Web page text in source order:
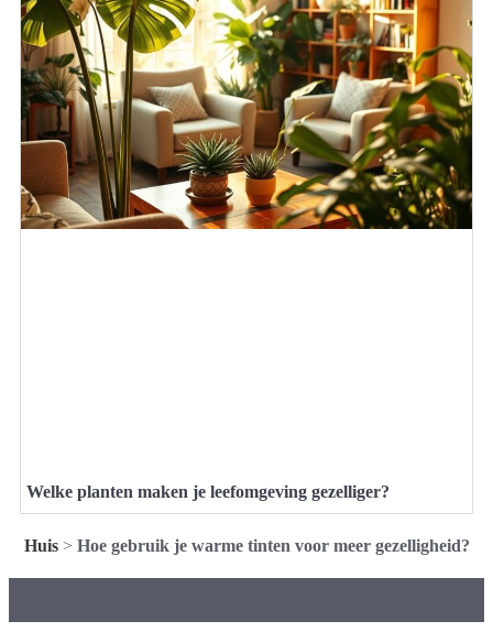
Welke planten maken je leefomgeving gezelliger?
Huis> Hoe gebruik je warme tinten voor meer gezelligheid?